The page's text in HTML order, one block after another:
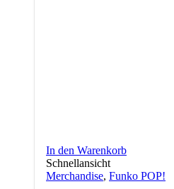
In den Warenkorb
Schnellansicht
Merchandise, Funko POP!